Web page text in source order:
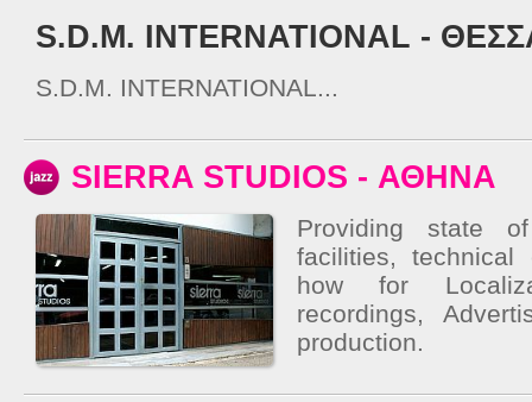
S.D.M. INTERNATIONAL -
S.D.M. INTERNATIONAL...
SIERRA STUDIOS - ΑΘΗΝΑ
Providing state
facilities, technical
how for
recordings,
production.